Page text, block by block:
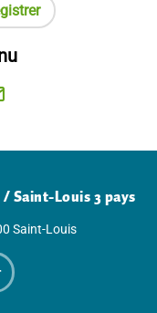
(nouvelle fenêtre)
/ Twitter (nouvelle
sur WhatsApp
par mail
Saint-Louis 3 pays
Saint-Louis